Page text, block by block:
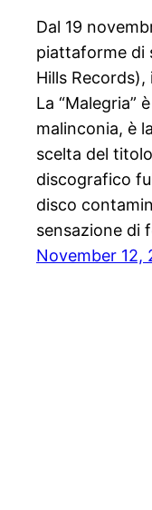
Dal 19
piattaforme di
Hills Records),
La “Malegria”
malinconia, è
scelta del
discografico
disco
sensazione di
November 12,